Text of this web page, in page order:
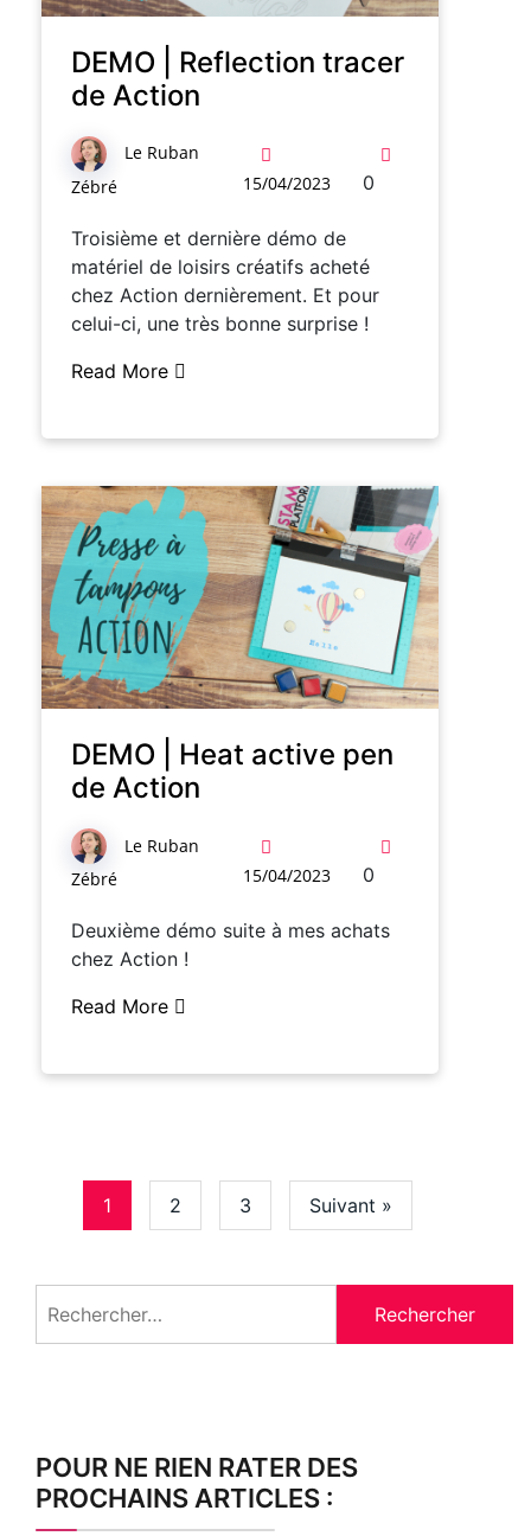
DEMO | Reflection tracer
de Action
Le Ruban
Zébré
15/04/2023 0
Troisième et dernière démo de
matériel de loisirs créatifs acheté
chez Action dernièrement. Et pour
celui-ci, une très bonne surprise !
Read More
DEMO | Heat active pen
de Action
Le Ruban
Zébré
15/04/2023 0
Deuxième démo suite à mes achats
chez Action !
Read More
1 2 3 Suivant »
POUR NE RIEN RATER DES
PROCHAINS ARTICLES :